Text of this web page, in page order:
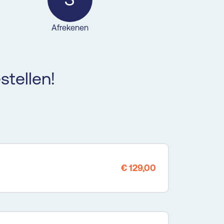
Afrekenen
€ 129,00